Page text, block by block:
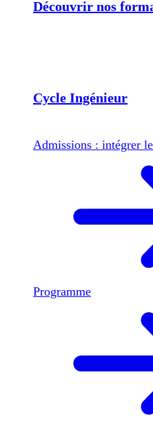
Découvrir nos
Cycle Ingénieur
Admissions : intégrer
Programme